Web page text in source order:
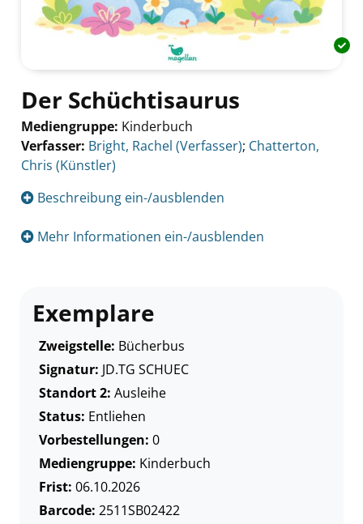
Der Schüchtisaurus
Mediengruppe: Kinderbuch
Verfasser: Suche nach diesem Verfasser
Bright, Rachel (Verfasser); Chatterton,
Chris (Künstler)
Beschreibung ein-/ausblenden
Mehr Informationen ein-/ausblenden
Exemplare
Zweigstelle: Bücherbus
Signatur: JD.TG SCHUEC
Standort 2: Ausleihe
Status: Entliehen
Vorbestellungen: 0
Mediengruppe: Kinderbuch
Frist: 06.10.2026
Barcode: 2511SB02422